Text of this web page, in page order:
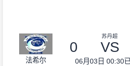
法希尔
苏丹超
0 VS
06月03日 00:30